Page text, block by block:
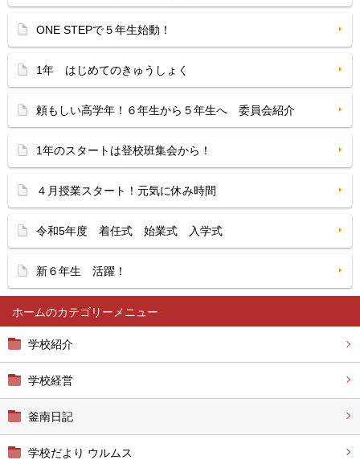
ホーム
学校紹介
学校経営
釜南日記
学校だより ウルムス
ONE STEPで５年生始動！
1年 はじめてのきゅうしょく
頼もしい高学年！６年生から５年生へ 委員会紹介
1年のスタートは登校班集会から！
４月授業スタート！元気に休み時間
令和5年度 着任式 始業式 入学式
新６年生 活躍！